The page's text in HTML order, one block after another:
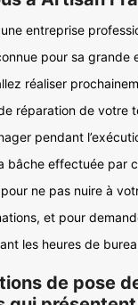
entreprise
pour sa grande
réaliser
réparation de votre
pendant
bâche effectuée par
ne pas nuire à
et pour
les heures de
de pose